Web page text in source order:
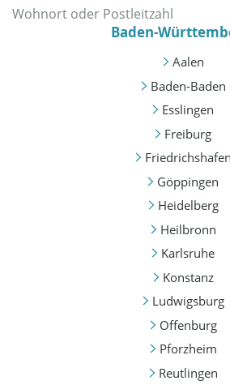
Baden-
Aalen
Baden-Baden
Esslingen
Freiburg
Friedrichshafen
Göppingen
Heidelberg
Heilbronn
Karlsruhe
Konstanz
Ludwigsburg
Offenburg
Pforzheim
Reutlingen